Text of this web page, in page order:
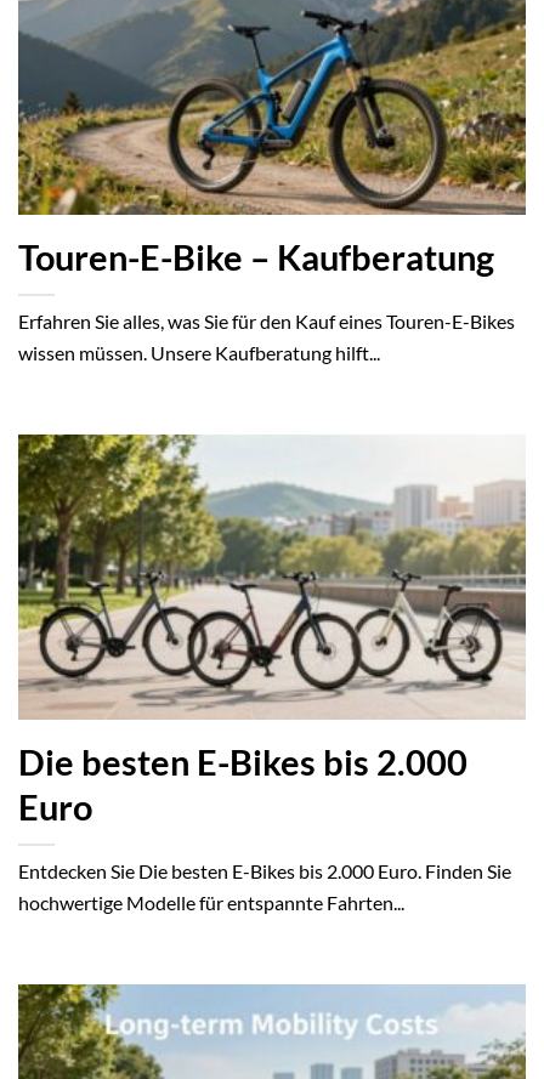
Touren-E-Bike – Kaufberatung
Erfahren Sie alles, was Sie für den Kauf eines Touren-E-Bikes
wissen müssen. Unsere Kaufberatung hilft...
Die besten E-Bikes bis 2.000
Euro
Entdecken Sie Die besten E-Bikes bis 2.000 Euro. Finden Sie
hochwertige Modelle für entspannte Fahrten...